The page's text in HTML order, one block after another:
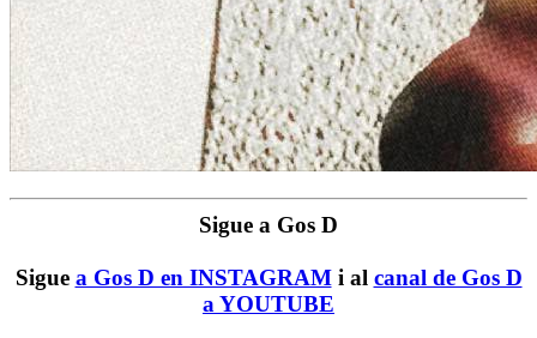
Sigue a Gos D
Sigue a Gos D en INSTAGRAMi al canal de Gos D
a YOUTUBE